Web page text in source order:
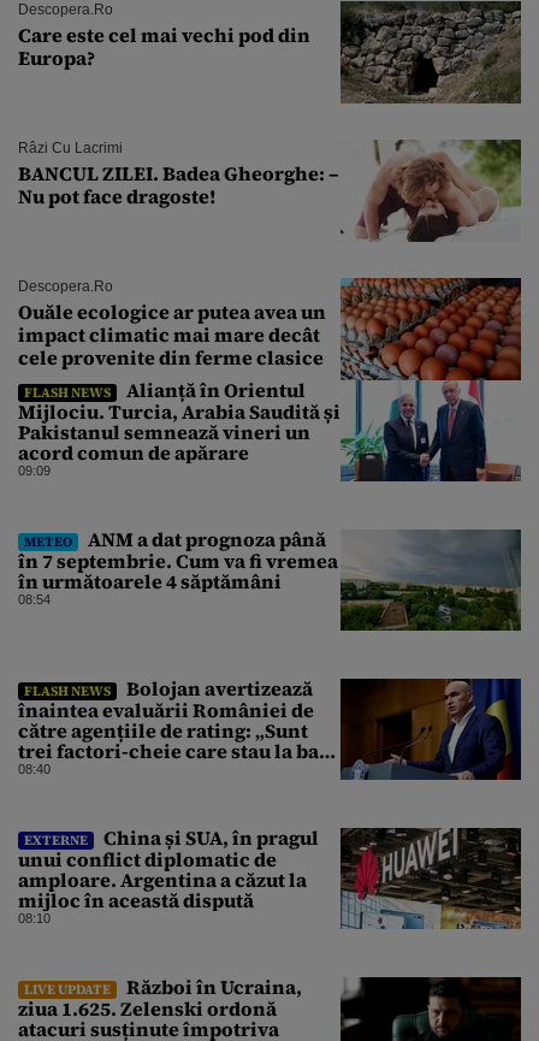
Descopera.ro
Care este cel mai vechi pod din
Europa?
Râzi Cu Lacrimi
BANCUL ZILEI. Badea Gheorghe: –
Nu pot face dragoste!
Descopera.ro
Ouăle ecologice ar putea avea un
impact climatic mai mare decât
cele provenite din ferme clasice
FLASH NEWS
Alianță în Orientul
Mijlociu. Turcia, Arabia Saudită și
Pakistanul semnează vineri un
acord comun de apărare
09:09
METEO
ANM a dat prognoza până
în 7 septembrie. Cum va fi vremea
în următoarele 4 săptămâni
08:54
FLASH NEWS
Bolojan avertizează
înaintea evaluării României de
către agențiile de rating: „Sunt
trei factori-cheie care stau la baza
acestor evaluări”
08:40
EXTERNE
China și SUA, în pragul
unui conflict diplomatic de
amploare. Argentina a căzut la
mijloc în această dispută
08:10
LIVE UPDATE
Război în Ucraina,
ziua 1.625. Zelenski ordonă
atacuri susținute împotriva